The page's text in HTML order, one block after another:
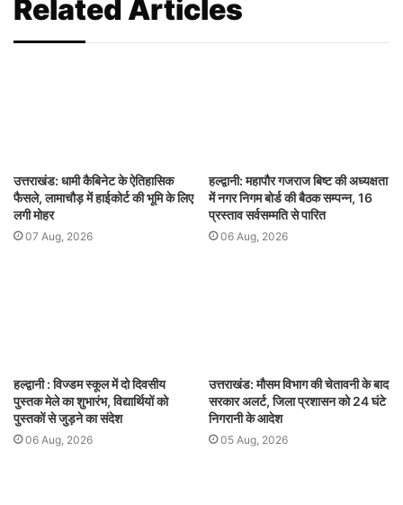
Related Articles
उत्तराखंड: धामी कैबिनेट के ऐतिहासिक
फैसले, लामाचौड़ में हाईकोर्ट की भूमि के लिए
लगी मोहर
07 Aug, 2026
हल्द्वानी: महापौर गजराज बिष्ट की अध्यक्षता
में नगर निगम बोर्ड की बैठक सम्पन्न, 16
प्रस्ताव सर्वसम्मति से पारित
06 Aug, 2026
हल्द्वानी : विज्डम स्कूल में दो दिवसीय
पुस्तक मेले का शुभारंभ, विद्यार्थियों को
पुस्तकों से जुड़ने का संदेश
06 Aug, 2026
उत्तराखंड: मौसम विभाग की चेतावनी के बाद
सरकार अलर्ट, जिला प्रशासन को 24 घंटे
निगरानी के आदेश
05 Aug, 2026